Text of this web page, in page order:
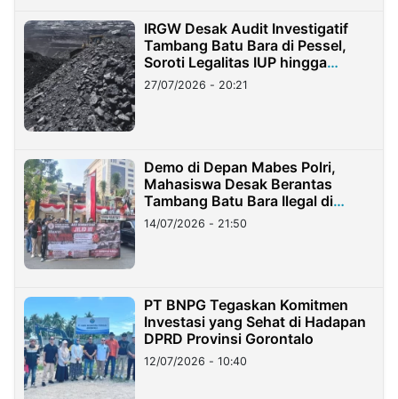
IRGW Desak Audit Investigatif
Tambang Batu Bara di Pessel,
Soroti Legalitas IUP hingga
Stockpile
27/07/2026 - 20:21
Demo di Depan Mabes Polri,
Mahasiswa Desak Berantas
Tambang Batu Bara Ilegal di
Lampung
14/07/2026 - 21:50
PT BNPG Tegaskan Komitmen
Investasi yang Sehat di Hadapan
DPRD Provinsi Gorontalo
12/07/2026 - 10:40